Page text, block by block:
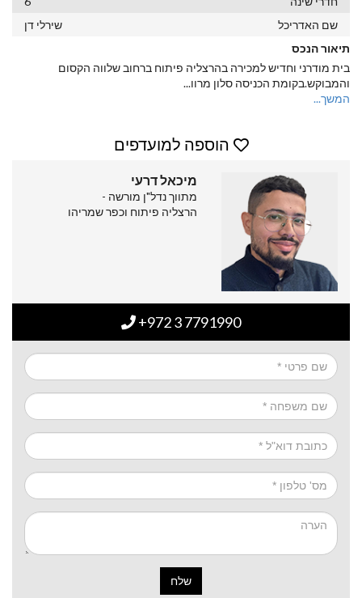
שם האדריכל
שירלי דן
תיאור הנכס
בית מודרני וחדיש למכירה בהרצליה פיתוח ברחוב שלווה הקסום
והמבוקש.בקומת הכניסה סלון מרוו...
המשך...
הוספה למועדפים
מיכאל דרעי
מתווך נדל"ן מורשה -
הרצליה פיתוח וכפר שמריהו
+972 3 7791990
שלח